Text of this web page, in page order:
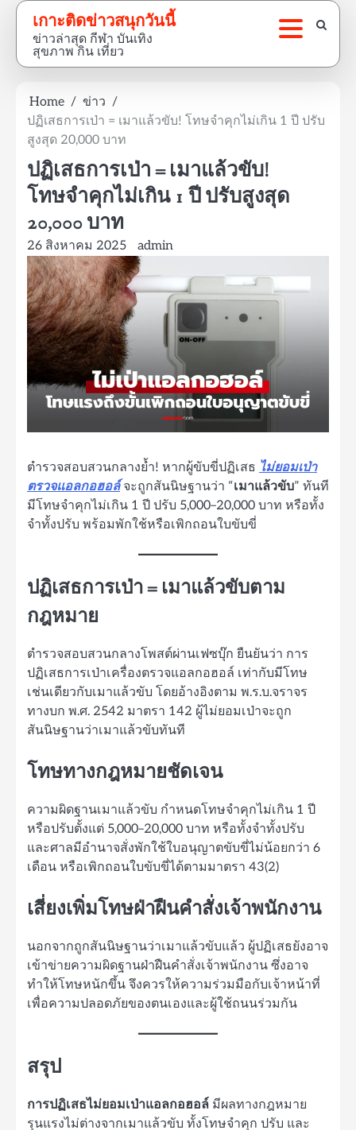
Skip
content
เกาะติดข่าวสนุกวันนี้
ข่าวล่าสุด กีฬา บันเทิง
สุขภาพ กิน เที่ยว
Home
ข่าว
ปฏิเสธการเป่า = เมาแล้วขับ! โทษจำคุกไม่เกิน 1 ปี ปรับ
สูงสุด 20,000 บาท
ปฏิเสธการเป่า = เมาแล้วขับ!
โทษจำคุกไม่เกิน 1 ปี ปรับสูงสุด
20,000 บาท
26 สิงหาคม 2025 admin
ตำรวจสอบสวนกลางย้ำ! หากผู้ขับขี่ปฏิเสธ ไม่ยอมเป่า
ตรวจแอลกอฮอล์จะถูกสันนิษฐานว่า “เมาแล้วขับ” ทันที
มีโทษจำคุกไม่เกิน 1 ปี ปรับ 5,000–20,000 บาท หรือทั้ง
จำทั้งปรับ พร้อมพักใช้หรือเพิกถอนใบขับขี่
ปฏิเสธการเป่า = เมาแล้วขับตาม
กฎหมาย
ตำรวจสอบสวนกลางโพสต์ผ่านเฟซบุ๊ก ยืนยันว่า การ
ปฏิเสธการเป่าเครื่องตรวจแอลกอฮอล์ เท่ากับมีโทษ
เช่นเดียวกับเมาแล้วขับ โดยอ้างอิงตาม พ.ร.บ.จราจร
ทางบก พ.ศ. 2542 มาตรา 142 ผู้ไม่ยอมเป่าจะถูก
สันนิษฐานว่าเมาแล้วขับทันที
โทษทางกฎหมายชัดเจน
ความผิดฐานเมาแล้วขับ กำหนดโทษจำคุกไม่เกิน 1 ปี
หรือปรับตั้งแต่ 5,000–20,000 บาท หรือทั้งจำทั้งปรับ
และศาลมีอำนาจสั่งพักใช้ใบอนุญาตขับขี่ไม่น้อยกว่า 6
เดือน หรือเพิกถอนใบขับขี่ได้ตามมาตรา 43(2)
เสี่ยงเพิ่มโทษฝ่าฝืนคำสั่งเจ้าพนักงาน
นอกจากถูกสันนิษฐานว่าเมาแล้วขับแล้ว ผู้ปฏิเสธยังอาจ
เข้าข่ายความผิดฐานฝ่าฝืนคำสั่งเจ้าพนักงาน ซึ่งอาจ
ทำให้โทษหนักขึ้น จึงควรให้ความร่วมมือกับเจ้าหน้าที่
เพื่อความปลอดภัยของตนเองและผู้ใช้ถนนร่วมกัน
สรุป
การปฏิเสธไม่ยอมเป่าแอลกอฮอล์ มีผลทางกฎหมาย
รุนแรงไม่ต่างจากเมาแล้วขับ ทั้งโทษจำคุก ปรับ และ